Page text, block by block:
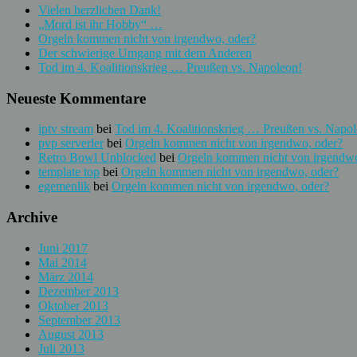
Vielen herzlichen Dank!
„Mord ist ihr Hobby“ …
Orgeln kommen nicht von irgendwo, oder?
Der schwierige Umgang mit dem Anderen
Tod im 4. Koalitionskrieg … Preußen vs. Napoleon!
Neueste Kommentare
iptv stream bei Tod im 4. Koalitionskrieg … Preußen vs.
pvp serverlerbei Orgeln kommen nicht von irgendwo, oder?
Retro Bowl Unblocked bei Orgeln kommen nicht von
template top bei Orgeln kommen nicht von irgendwo, oder?
egemenlik bei Orgeln kommen nicht von irgendwo, oder?
Archive
Juni 2017
Mai 2014
März 2014
Dezember 2013
Oktober 2013
September 2013
August 2013
Juli 2013